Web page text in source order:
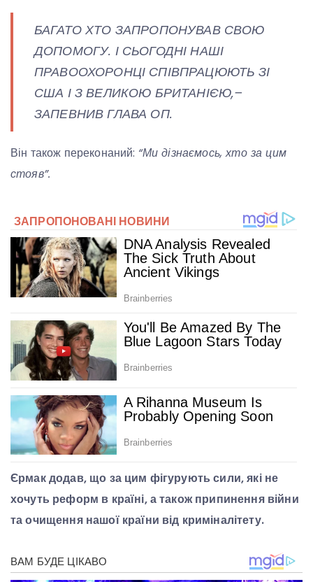
БАГАТО ХТО ЗАПРОПОНУВАВ СВОЮ
ДОПОМОГУ. І СЬОГОДНІ НАШІ
ПРАВООХОРОНЦІ СПІВПРАЦЮЮТЬ ЗІ
США І З ВЕЛИКОЮ БРИТАНІЄЮ,–
ЗАПЕВНИВ ГЛАВА ОП.
Він також переконаний: “Ми дізнаємось, хто за цим
стояв”.
Єрмак додав, що за цим фігурують сили, які не
хочуть реформ в країні, а також припинення війни
та очищення нашої країни від криміналітету.